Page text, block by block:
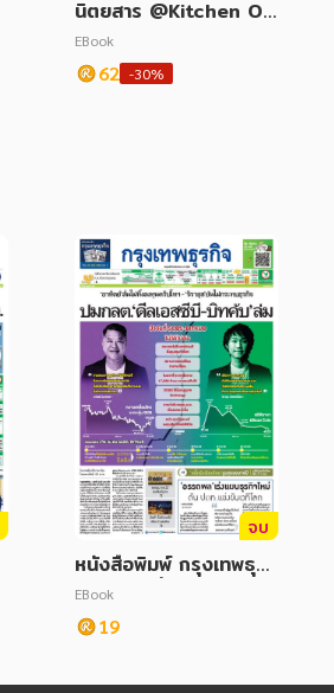
นิตยสาร @Kitchen Oc
tober 2021
EBook
62 -30%
จบ
หนังสือพิมพ์ กรุงเทพธุรกิ
จ วันศุกร์ที่ 26 สิงหาคม
2565
EBook
19